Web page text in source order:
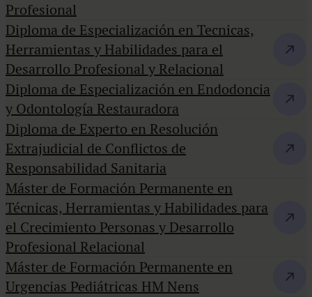
Profesional
Diploma de Especialización en Tecnicas,
Herramientas y Habilidades para el
Desarrollo Profesional y Relacional
Diploma de Especialización en Endodoncia
y Odontología Restauradora
Diploma de Experto en Resolución
Extrajudicial de Conflictos de
Responsabilidad Sanitaria
Máster de Formación Permanente en
Técnicas, Herramientas y Habilidades para
el Crecimiento Personas y Desarrollo
Profesional Relacional
Máster de Formación Permanente en
Urgencias Pediátricas HM Nens